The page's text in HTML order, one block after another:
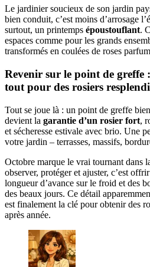
Le jardinier soucieux de son jardin
bien conduit, c’est moins d’arrosage
surtout, un printemps époustouflant.
espaces comme pour les grands
transformés en coulées de roses
Revenir sur le point de greffe
tout pour des rosiers
Tout se joue là : un point de greffe
devient la garantie d’un rosier fort,
et sécheresse estivale avec brio. Une
votre jardin – terrasses, massifs,
Octobre marque le vrai tournant dans
observer, protéger et ajuster, c’est
longueur d’avance sur le froid et des
des beaux jours. Ce détail
est finalement la clé pour obtenir des
après année.